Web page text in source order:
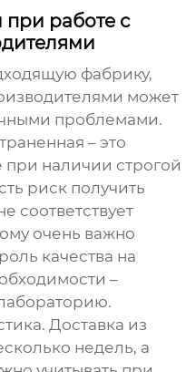
работе с
фабрику,
может
проблемами.
– это
при наличии строгой
риск получить
соответствует
очень важно
качества на
–
Доставка из
недель, а